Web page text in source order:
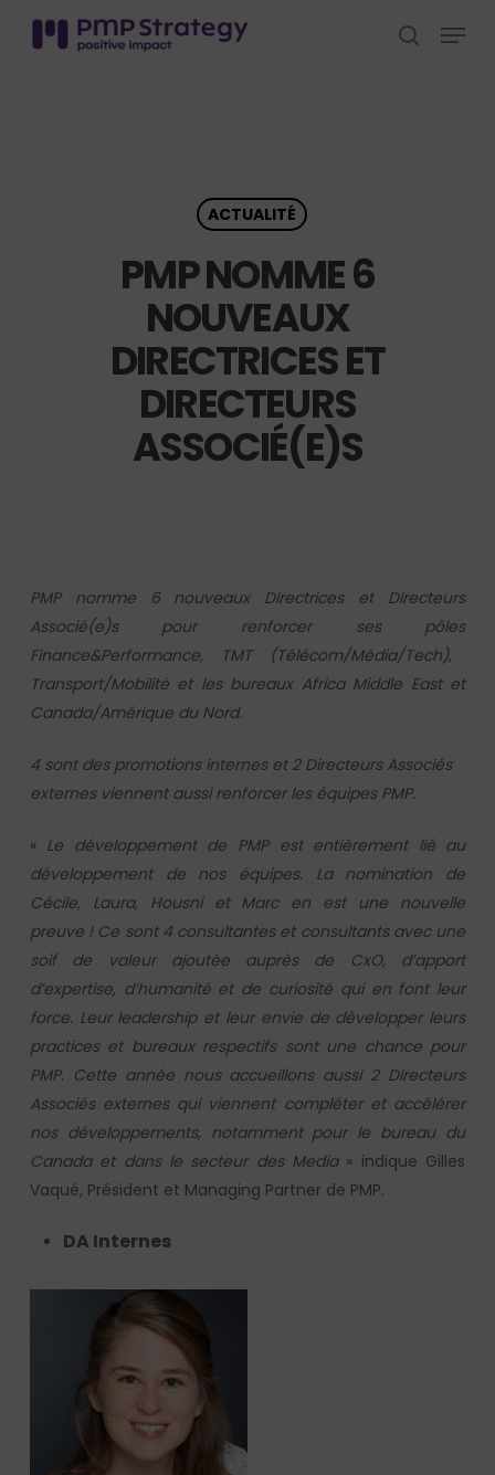
search
Menu
ACTUALITÉ
PMP NOMME 6
NOUVEAUX
DIRECTRICES ET
DIRECTEURS
ASSOCIÉ(E)S
PMP nomme 6 nouveaux Directrices et Directeurs
Associé(e)s pour renforcer ses pôles
Finance&Performance, TMT (Télécom/Média/Tech),
Transport/Mobilité et les bureaux Africa Middle East et
Canada/Amérique du Nord.
4 sont des promotions internes et 2 Directeurs Associés
externes viennent aussi renforcer les équipes PMP.
« Le développement de PMP est entièrement lié au
développement de nos équipes. La nomination de
Cécile, Laura, Housni et Marc en est une nouvelle
preuve ! Ce sont 4 consultantes et consultants avec une
soif de valeur ajoutée auprès de CxO, d’apport
d’expertise, d’humanité et de curiosité qui en font leur
force. Leur leadership et leur envie de développer leurs
practices et bureaux respectifs sont une chance pour
PMP. Cette année nous accueillons aussi 2 Directeurs
Associés externes qui viennent compléter et accélérer
nos développements, notamment pour le bureau du
Canada et dans le secteur des Media» indique Gilles
Vaqué, Président et Managing Partner de PMP.
DA Internes